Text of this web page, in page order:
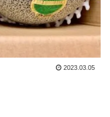
2023.03.05